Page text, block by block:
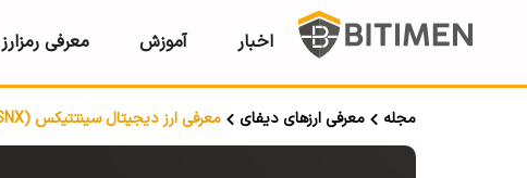
اخبار آموزش معرفی رمزارز
مجله معرفی ارزهای دیفای معرفی ارز دیجیتال سینتتیکس (SNX)